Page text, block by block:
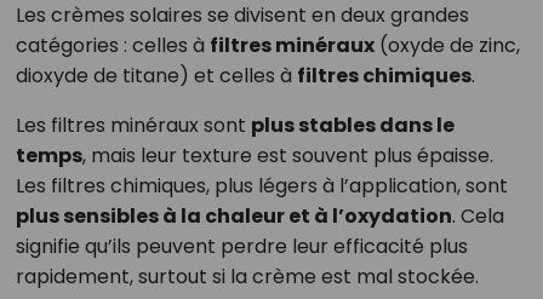
Les crèmes solaires se divisent en deux grandes
catégories : celles à filtres minéraux(oxyde de zinc,
dioxyde de titane) et celles à filtres chimiques.
Les filtres minéraux sont plus stables dans le
temps, mais leur texture est souvent plus épaisse.
Les filtres chimiques, plus légers à l’application, sont
plus sensibles à la chaleur et à l’oxydation. Cela
signifie qu’ils peuvent perdre leur efficacité plus
rapidement, surtout si la crème est mal stockée.